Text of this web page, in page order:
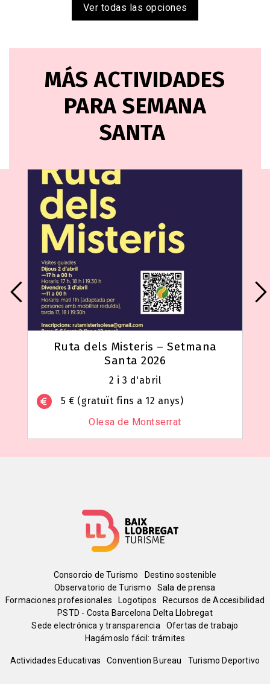
Ver todas las opciones
MÁS ACTIVIDADES
PARA SEMANA
SANTA
Ruta dels Misteris – Setmana
Santa 2026
2 i 3 d'abril
5 € (gratuït fins a 12 anys)
Olesa de Montserrat
Menú
del
pie
Consorcio de Turismo
Destino sostenible
Observatorio de Turismo
Sala de prensa
Formaciones profesionales
Logotipos
Recursos de Accesibilidad
PSTD - Costa Barcelona Delta Llobregat
Sede electrónica y transparencia
Ofertas de trabajo
Hagámoslo fácil: trámites
Peu
Actividades Educativas Convention Bureau Turismo Deportivo